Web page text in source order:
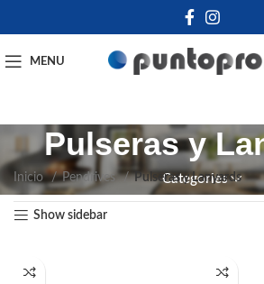
MENU
Pulseras y
Categories
Inicio Pendrives Pulseras y Lanyards
Show sidebar